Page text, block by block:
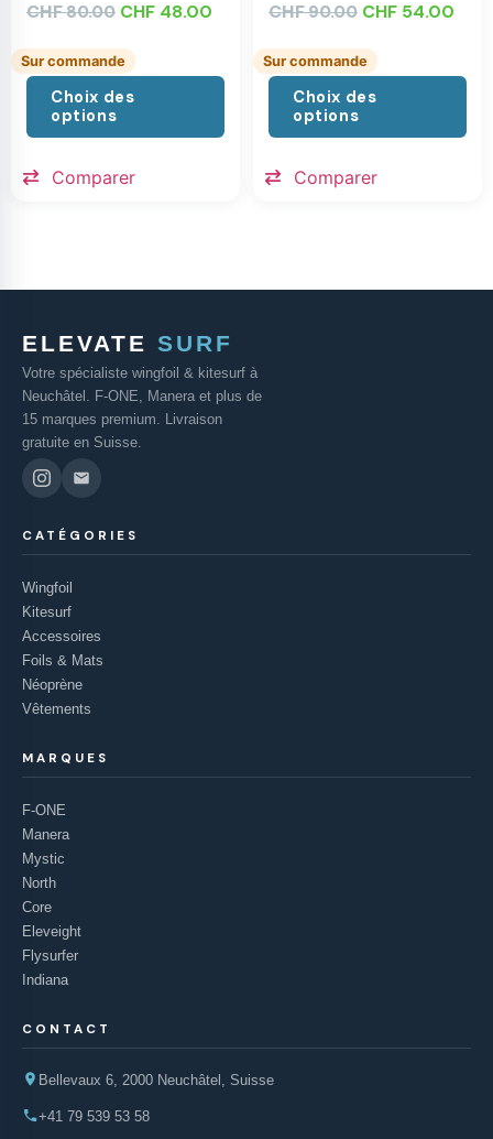
CHF80.00 CHF 48.00
Sur commande
Choix des
options
Comparer
CHF90.00 CHF 54.00
Sur commande
Choix des
options
Comparer
ELEVATE SURF
Votre spécialiste wingfoil & kitesurf à
Neuchâtel. F-ONE, Manera et plus de
15 marques premium. Livraison
gratuite en Suisse.
CATÉGORIES
Wingfoil
Kitesurf
Accessoires
Foils & Mats
Néoprène
Vêtements
MARQUES
F-ONE
Manera
Mystic
North
Core
Eleveight
Flysurfer
Indiana
CONTACT
Bellevaux 6, 2000 Neuchâtel, Suisse
+41 79 539 53 58